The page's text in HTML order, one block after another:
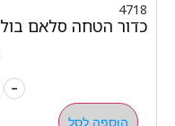
4718
כדור הטחה סלאם בול 12 ק"ג
-
הוספה לסל